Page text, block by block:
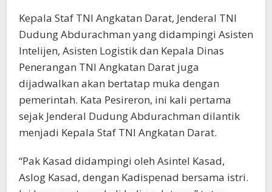
Kepala Staf TNI Angkatan Darat, Jenderal TNI
Dudung Abdurachman yang didampingi Asisten
Intelijen, Asisten Logistik dan Kepala Dinas
Penerangan TNI Angkatan Darat juga
dijadwalkan akan bertatap muka dengan
pemerintah. Kata Pesireron, ini kali pertama
sejak Jenderal Dudung Abdurachman dilantik
menjadi Kepala Staf TNI Angkatan Darat.
“Pak Kasad didampingi oleh Asintel Kasad,
Aslog Kasad, dengan Kadispenad bersama istri.